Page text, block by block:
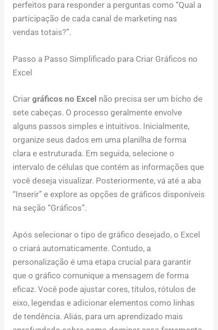
perfeitos para responder a perguntas como “Qual a
participação de cada canal de marketing nas
vendas totais?”.
Passo a Passo Simplificado para Criar Gráficos no
Excel
Criargráficos no Excel não precisa ser um bicho de
sete cabeças. O processo geralmente envolve
alguns passos simples e intuitivos. Inicialmente,
organize seus dados em uma planilha de forma
clara e estruturada. Em seguida, selecione o
intervalo de células que contém as informações que
você deseja visualizar. Posteriormente, vá até a aba
“Inserir” e explore as opções de gráficos disponíveis
na seção “Gráficos”.
Após selecionar o tipo de gráfico desejado, o Excel
o criará automaticamente. Contudo, a
personalização é uma etapa crucial para garantir
que o gráfico comunique a mensagem de forma
eficaz. Você pode ajustar cores, títulos, rótulos de
eixo, legendas e adicionar elementos como linhas
de tendência. Aliás, para um aprendizado mais